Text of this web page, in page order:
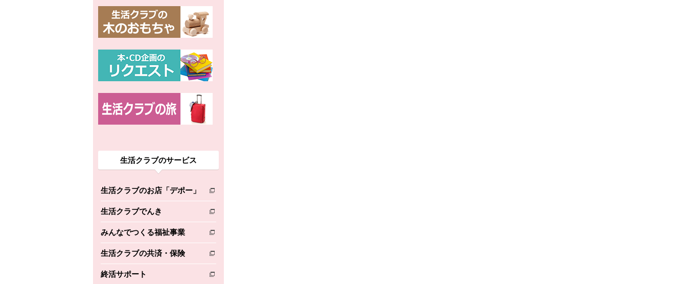
生活クラブのサービス
生活クラブのお店「デポー」
別のウィンドウで開きます。
生活クラブでんき
別のウィンドウで開きます。
みんなでつくる福祉事業
別のウィンドウで開きます。
生活クラブの共済・保険
別のウィンドウで開きます。
終活サポート
別のウィンドウで開きます。